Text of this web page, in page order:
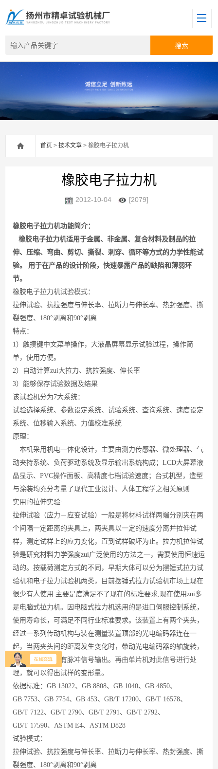
首页 >技术文章 > 橡胶电子拉力机
橡胶电子拉力机
2012-10-04 [2079]
橡胶电子拉力机功能简介：
橡胶电子拉力机适用于金属、非金属、复合材料及制品的拉
伸、压缩、弯曲、剪切、撕裂、刺穿、循环等方式的力学性能试
验。 用于在产品的设计阶段，快速暴露产品的缺陷和薄弱环
节。
橡胶电子拉力机试验模式：
拉伸试验、抗拉强度与伸长率、拉断力与伸长率、热封强度、撕
裂强度、 180°剥离和90°剥离
特点：
1）触摸键中文菜单操作，大液晶屏幕显示试验过程，操作简
单，使用方便。
2）
自动计算zui大拉力、抗拉强度、伸长率
3） 能够保存试验数据及结果
该试验机分为7大系统：
试验选择系统、参数设定系统、试验系统、查询系统、速度设定
系统、位移输入系统、力值校准系统
原理：
本机采用机电一体化设计，主要由测力传感器、微处理器、气
动夹持系统、负荷驱动系统及显示输出系统构成；LCD大屏幕液
晶显示、PVC操作面板、高精度七档试验速度；台式机型，造型
与涂装均充分考量了现代工业设计、人体工程学之相关原则
实用的拉伸实验:
拉伸试验（应力－应变试验）一般是将材料试样两端分别夹在两
个间隔一定距离的夹具上，两夹具以一定的速度分离并拉伸试
样，测定试样上的应力变化，直到试样破坏为止。拉力机拉伸试
验是研究材料力学强度zui广泛使用的方法之一，需要使用恒速运
动的。按载荷测定方式的不同，早期大体可以分为摆锤式拉力试
验机和电子拉力试验机两类，目前摆锤式拉力试验机市场上现在
很少有人使用 .主要是度满足不了现在的标准要求,现在使用zui多
是电脑式拉力机。因电脑式拉力机选用的是进口伺服控制系统，
使用寿命长，可满足不同行业标准要求。该装置上有两个夹头，
经过一系列传动机构与装在测量装置顶部的光电编码器连在一
起，当两夹头间的距离发生变化时，带动光电编码器的轴旋转，
光电编码器就会有脉冲信号输出。再由单片机对此信号进行处
理，就可以得出试样的变形量。
依据标准：GB 13022、GB 8808、GB 1040、GB 4850、
GB 7753、GB 7754、GB 453、GB/T 17200、GB/T 16578、
GB/T 7122、GB/T 2790、GB/T 2791、GB/T 2792、
GB/T 17590、ASTM E4、ASTM D828
试验模式：
拉伸试验、抗拉强度与伸长率、拉断力与伸长率、热封强度、撕
裂强度、 180°剥离和90°剥离